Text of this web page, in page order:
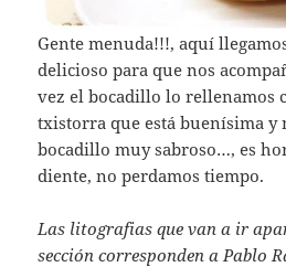
Gente menuda!!!, aquí
delicioso para que nos
vez el bocadillo lo rellenamos
txistorra que está buenísima y
bocadillo muy sabroso…, es
diente, no perdamos tiempo.
Las litografias que van a ir
sección corresponden a Pablo